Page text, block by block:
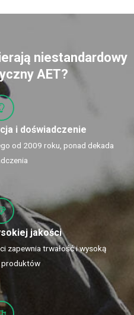
niestandardowy
AET?
i doświadczenie
od 2009 roku, ponad dekada
jakości
zapewnia trwałość i wysoką
produktów